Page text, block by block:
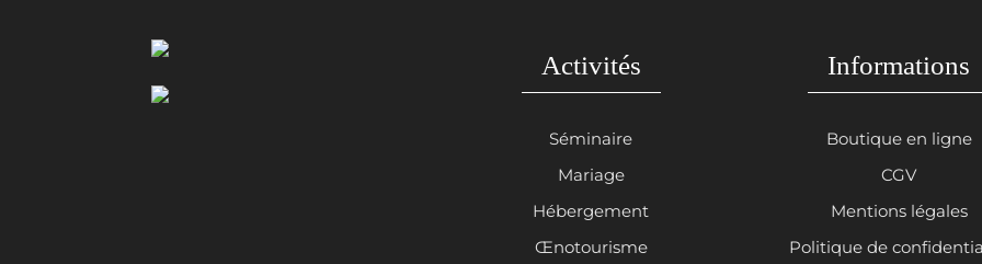
Activités
Séminaire
Mariage
Hébergement
Œnotourisme
Informations
Boutique en ligne
CGV
Mentions légales
Politique de